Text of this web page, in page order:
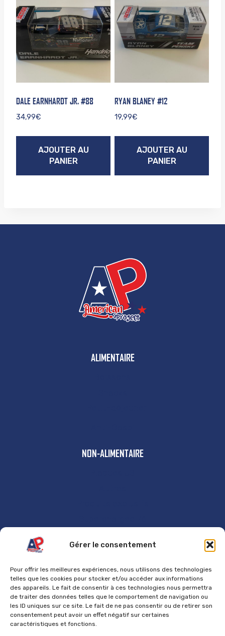
Gérer le consentement
Pour offrir les meilleures expériences, nous utilisons des technologies
telles que les cookies pour stocker et/ou accéder aux informations
des appareils. Le fait de consentir à ces technologies nous permettra
de traiter des données telles que le comportement de navigation ou
les ID uniques sur ce site. Le fait de ne pas consentir ou de retirer son
consentement peut avoir un effet négatif sur certaines
caractéristiques et fonctions.
DALE EARNHARDT JR. #88
34,99€
AJOUTER AU
PANIER
RYAN BLANEY #12
19,99€
AJOUTER AU
PANIER
ALIMENTAIRE
NON-ALIMENTAIRE
GÉNÉRAL
Contact
Mentions Légales
Politique de cookies
Politique de confidentialité